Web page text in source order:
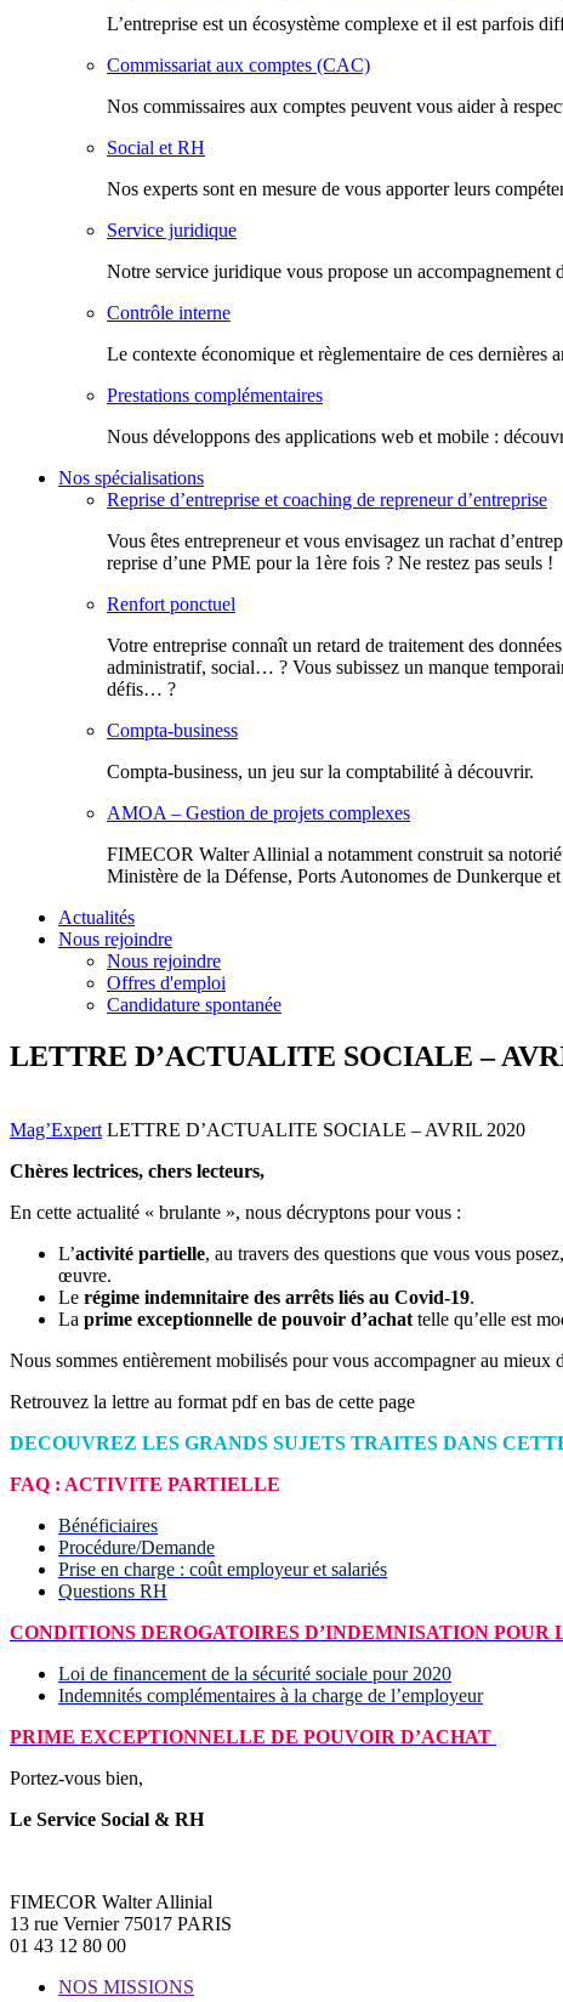
L’entreprise est un écosystème complexe et il est parfois
Commissariat aux comptes (CAC)
Nos commissaires aux comptes peuvent vous aider à
Social et RH
Nos experts sont en mesure de vous apporter leurs
Service juridique
Notre service juridique vous propose un accompagnement
Contrôle interne
Le contexte économique et règlementaire de ces dernières
Prestations complémentaires
Nous développons des applications web et mobile :
Nos spécialisations
Reprise d’entreprise et coaching de repreneur d’entreprise
Vous êtes entrepreneur et vous envisagez un rachat
reprise d’une PME pour la 1ère fois ? Ne restez pas seuls !
Renfort ponctuel
Votre entreprise connaît un retard de traitement des
administratif, social… ? Vous subissez un manque
défis… ?
Compta-business
Compta-business, un jeu sur la comptabilité à découvrir.
AMOA – Gestion de projets complexes
FIMECOR Walter Allinial a notamment construit sa
Ministère de la Défense, Ports Autonomes de Dunkerque
Actualités
Nous rejoindre
Nous rejoindre
Offres d'emploi
Candidature spontanée
LETTRE D’ACTUALITE SOCIALE –
Mag’Expert LETTRE D’ACTUALITE SOCIALE – AVRIL 2020
Chères lectrices, chers lecteurs,
En cette actualité « brulante », nous décryptons pour vous :
L’activité partielle, au travers des questions que vous vous
œuvre.
Le régime indemnitaire des arrêts liés au Covid-19.
La prime exceptionnelle de pouvoir d’achat telle qu’elle est
Nous sommes entièrement mobilisés pour vous accompagner au mieux
Retrouvez la lettre au format pdf en bas de cette page
DECOUVREZ LES GRANDS SUJETS TRAITES DANS
FAQ : ACTIVITE PARTIELLE
Bénéficiaires
Procédure/Demande
Prise en charge : coût employeur et salariés
Questions RH
CONDITIONS DEROGATOIRES D’INDEMNISATION
Loi de financement de la sécurité sociale pour 2020
Indemnités complémentaires à la charge de l’employeur
PRIME EXCEPTIONNELLE DE POUVOIR D’ACHAT
Portez-vous bien,
Le Service Social & RH
FIMECOR Walter Allinial
13 rue Vernier 75017 PARIS
01 43 12 80 00
NOS MISSIONS